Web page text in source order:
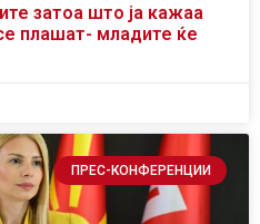
затоа што ја кажаа
плашат- младите ќе
ПРЕС-КОНФЕРЕНЦИИ